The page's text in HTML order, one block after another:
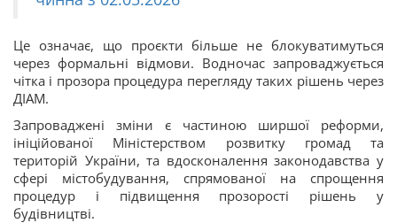
Це означає, що проєкти більше не блокуватимуться
через формальні відмови. Водночас запроваджується
чітка і прозора процедура перегляду таких рішень через
ДІАМ.
Запроваджені зміни є частиною ширшої реформи,
ініційованої Міністерством розвитку громад та
територій України, та вдосконалення законодавства у
сфері містобудування, спрямованої на спрощення
процедур і підвищення прозорості рішень у
будівництві.